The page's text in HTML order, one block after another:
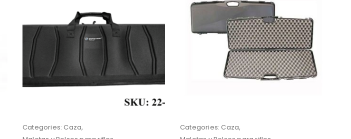
Categories: Caza,
Categories: Caza,